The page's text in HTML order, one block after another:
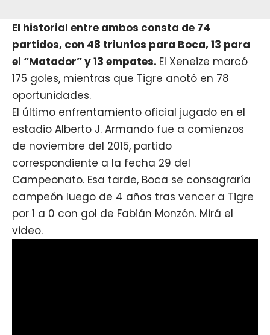
El historial entre ambos consta de 74
partidos, con 48 triunfos para Boca, 13 para
el “Matador” y 13 empates. El Xeneize marcó
175 goles, mientras que Tigre anotó en 78
oportunidades.
El último enfrentamiento oficial jugado en el
estadio Alberto J. Armando fue a comienzos
de noviembre del 2015, partido
correspondiente a la fecha 29 del
Campeonato. Esa tarde, Boca se consagraría
campeón luego de 4 años tras vencer a Tigre
por 1 a 0 con gol de Fabián Monzón. Mirá el
video.